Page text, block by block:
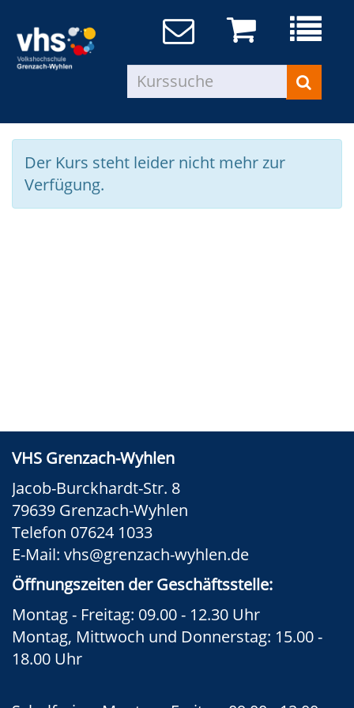
Der Kurs steht leider nicht mehr zur
Verfügung.
VHS Grenzach-Wyhlen
Jacob-Burckhardt-Str. 8
79639 Grenzach-Wyhlen
Telefon 07624 1033
E-Mail: vhs@grenzach-wyhlen.de
Öffnungszeiten der Geschäftsstelle:
Montag - Freitag: 09.00 - 12.30 Uhr
Montag, Mittwoch und Donnerstag: 15.00 -
18.00 Uhr